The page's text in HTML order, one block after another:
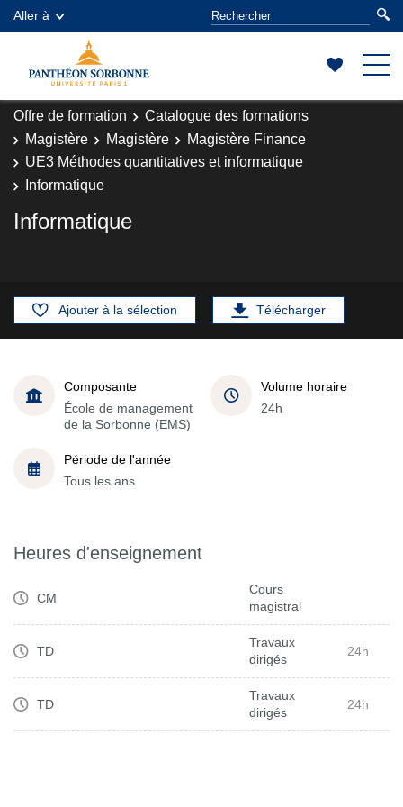
Aller à
Offre de formation
Catalogue des formations
Magistère
Magistère
Magistère Finance
UE3 Méthodes quantitatives et informatique
Informatique
Informatique
Ajouter à la sélection Télécharger
Composante
École de management
de la Sorbonne (EMS)
Volume horaire
24h
Période de l'année
Tous les ans
Heures d'enseignement
CM
Cours
magistral
TD
Travaux
dirigés
24h
TD
Travaux
dirigés
24h